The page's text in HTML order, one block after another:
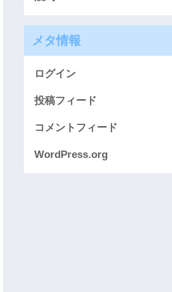
メタ情報
ログイン
投稿フィード
コメントフィード
WordPress.org